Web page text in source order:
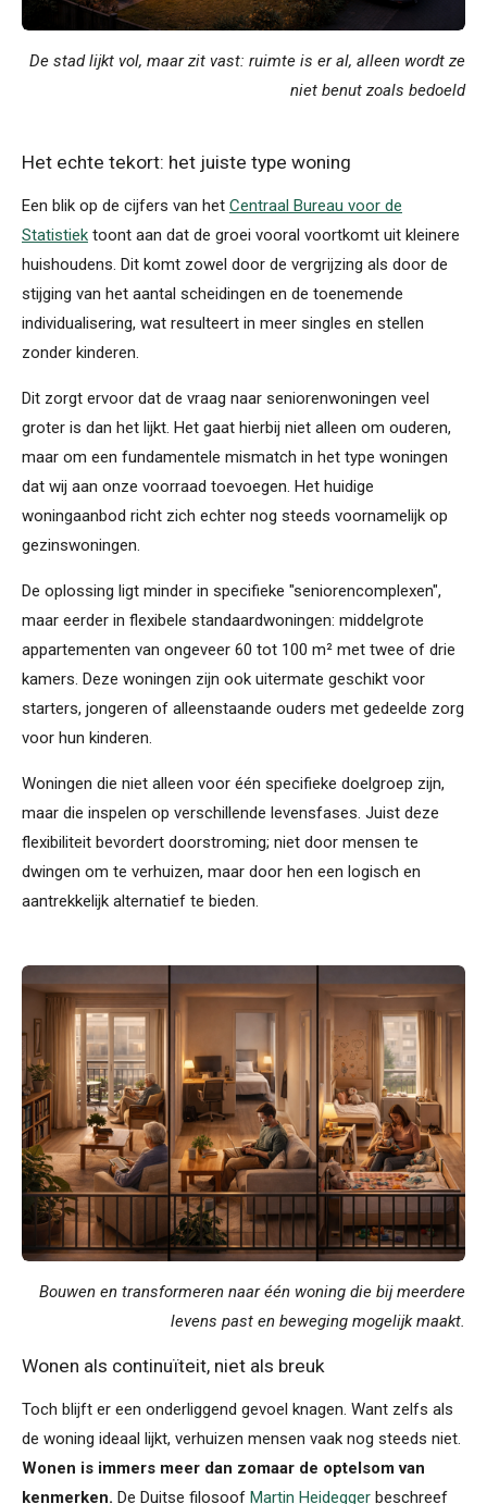
De stad lijkt vol, maar zit vast: ruimte is er al, alleen wordt ze
niet benut zoals bedoeld
Het echte tekort: het juiste type woning
Een blik op de cijfers van het Centraal Bureau voor de
Statistiek toont aan dat de groei vooral voortkomt uit kleinere
huishoudens. Dit komt zowel door de vergrijzing als door de
stijging van het aantal scheidingen en de toenemende
individualisering, wat resulteert in meer singles en stellen
zonder kinderen.
Dit zorgt ervoor dat de vraag naar seniorenwoningen veel
groter is dan het lijkt. Het gaat hierbij niet alleen om ouderen,
maar om een fundamentele mismatch in het type woningen
dat wij aan onze voorraad toevoegen. Het huidige
woningaanbod richt zich echter nog steeds voornamelijk op
gezinswoningen.
De oplossing ligt minder in specifieke "seniorencomplexen",
maar eerder in flexibele standaardwoningen: middelgrote
appartementen van ongeveer 60 tot 100 m² met twee of drie
kamers. Deze woningen zijn ook uitermate geschikt voor
starters, jongeren of alleenstaande ouders met gedeelde zorg
voor hun kinderen.
Woningen die niet alleen voor één specifieke doelgroep zijn,
maar die inspelen op verschillende levensfases. Juist deze
flexibiliteit bevordert doorstroming; niet door mensen te
dwingen om te verhuizen, maar door hen een logisch en
aantrekkelijk alternatief te bieden.
Bouwen en transformeren naar één woning die bij meerdere
levens past en beweging mogelijk maakt.
Wonen als continuïteit, niet als breuk
Toch blijft er een onderliggend gevoel knagen. Want zelfs als
de woning ideaal lijkt, verhuizen mensen vaak nog steeds niet.
Wonen is immers meer dan zomaar de optelsom van
kenmerken. De Duitse filosoof Martin Heidegger beschreef